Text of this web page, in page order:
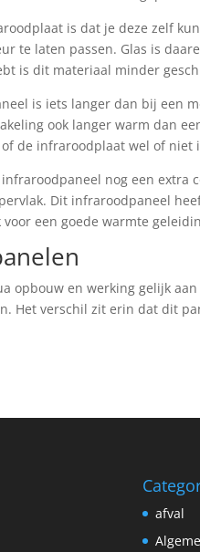
is dat je deze zelf
te laten passen. Glas is
is dit materiaal minder
is iets langer dan bij een
ook langer warm dan
de infraroodplaat wel of niet
nog een extra
Dit infraroodpaneel
een goede warmte
opbouw en werking gelijk
Het verschil zit erin dat dit
afval